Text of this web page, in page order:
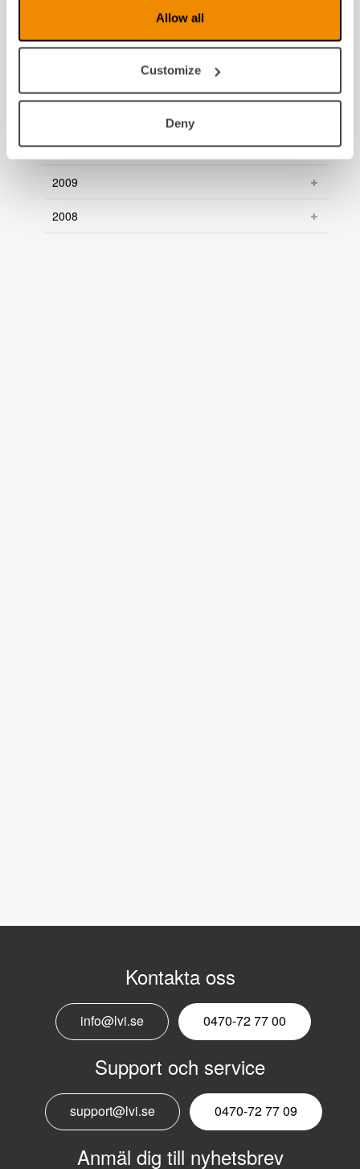
Allow all
Customize
Deny
2013
2010
2009
2008
Kontakta oss
info@lvi.se 0470-72 77 00
Support och service
support@lvi.se 0470-72 77 09
Anmäl dig till nyhetsbrev